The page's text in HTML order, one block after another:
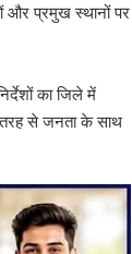
और प्रमुख स्थानों पर
का जिले में
तरह से जनता के साथ